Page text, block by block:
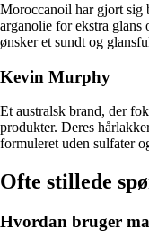
Moroccanoil har gjort sig
arganolie for ekstra
ønsker et sundt og
Kevin Murphy
Et australsk brand, der
produkter. Deres
formuleret uden sulfater
Ofte stillede
Hvordan bruger